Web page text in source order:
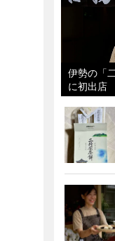
伊勢の「
に初出店